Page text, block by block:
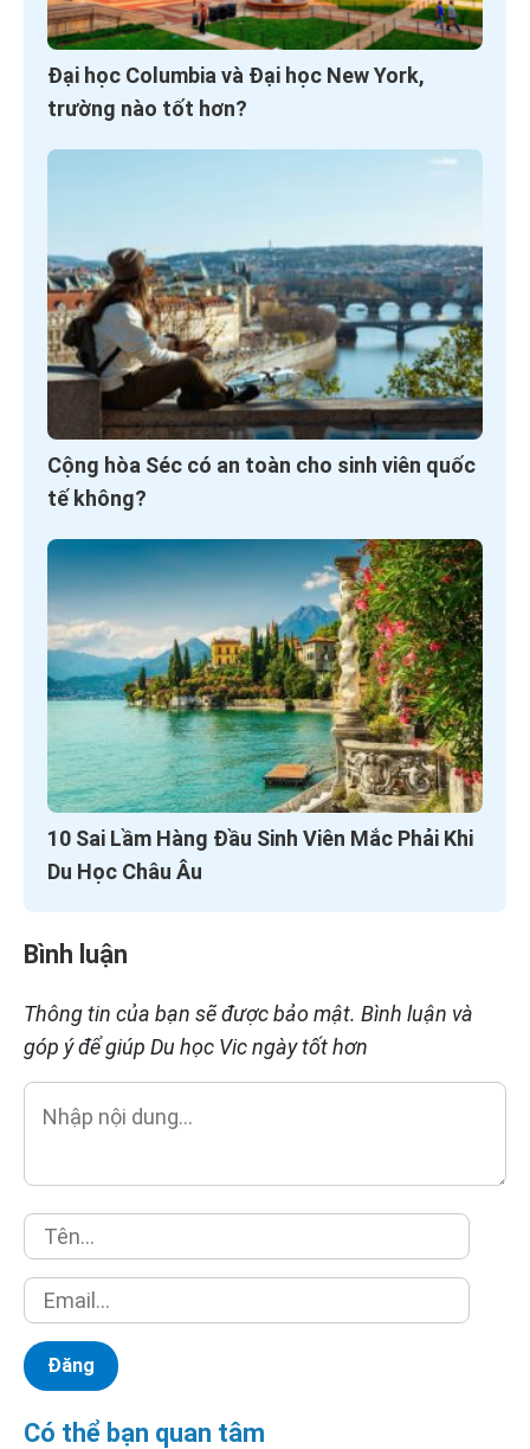
Đại học Columbia và Đại học New York,
trường nào tốt hơn?
Cộng hòa Séc có an toàn cho sinh viên quốc
tế không?
10 Sai Lầm Hàng Đầu Sinh Viên Mắc Phải Khi
Du Học Châu Âu
Bình luận
Thông tin của bạn sẽ được bảo mật. Bình luận và
góp ý để giúp Du học Vic ngày tốt hơn
Có thể bạn quan tâm